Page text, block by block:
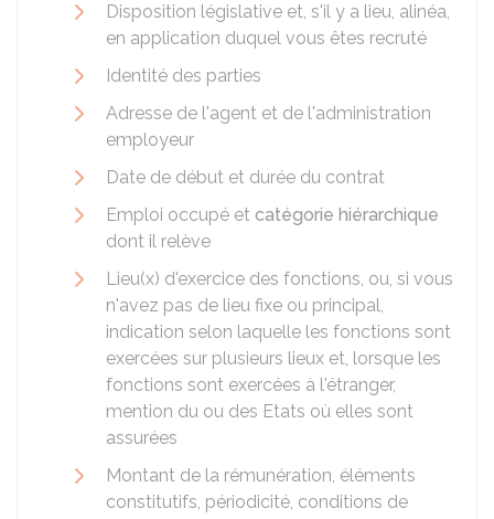
Disposition législative et, s'il y a lieu, alinéa,
en application duquel vous êtes recruté
Identité des parties
Adresse de l'agent et de l'administration
employeur
Date de début et durée du contrat
Emploi occupé et catégorie hiérarchique
dont il relève
Lieu(x) d'exercice des fonctions, ou, si vous
n'avez pas de lieu fixe ou principal,
indication selon laquelle les fonctions sont
exercées sur plusieurs lieux et, lorsque les
fonctions sont exercées à l'étranger,
mention du ou des Etats où elles sont
assurées
Montant de la rémunération, éléments
constitutifs, périodicité, conditions de